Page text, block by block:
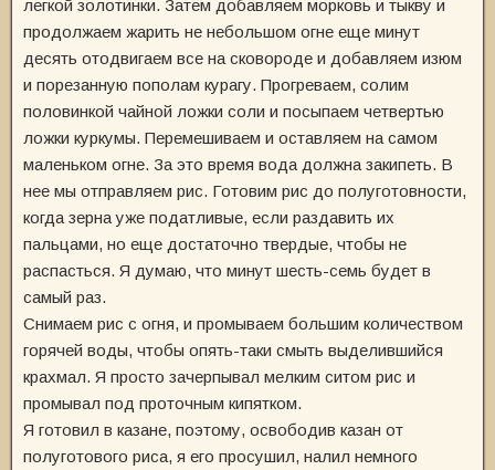
легкой золотинки. Затем добавляем морковь и тыкву и
продолжаем жарить не небольшом огне еще минут
десять отодвигаем все на сковороде и добавляем изюм
и порезанную пополам курагу. Прогреваем, солим
половинкой чайной ложки соли и посыпаем четвертью
ложки куркумы. Перемешиваем и оставляем на самом
маленьком огне. За это время вода должна закипеть. В
нее мы отправляем рис. Готовим рис до полуготовности,
когда зерна уже податливые, если раздавить их
пальцами, но еще достаточно твердые, чтобы не
распасться. Я думаю, что минут шесть-семь будет в
самый раз.
Снимаем рис с огня, и промываем большим количеством
горячей воды, чтобы опять-таки смыть выделившийся
крахмал. Я просто зачерпывал мелким ситом рис и
промывал под проточным кипятком.
Я готовил в казане, поэтому, освободив казан от
полуготового риса, я его просушил, налил немного